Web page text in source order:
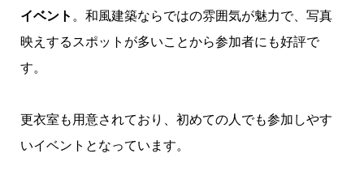
イベント。和風建築ならではの雰囲気が魅力で、写真
映えするスポットが多いことから参加者にも好評で
す。
更衣室も用意されており、初めての人でも参加しやす
いイベントとなっています。